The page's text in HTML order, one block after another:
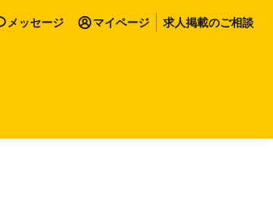
メッセージ マイページ 求人掲載のご相談